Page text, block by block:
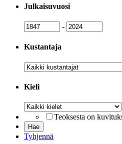
Julkaisuvuosi
Julkaisuvuosi
- Julkaisuvuosi
Kustantaja
Kustantaja
Kieli
Kieli
Teoksesta on
Tyhjennä